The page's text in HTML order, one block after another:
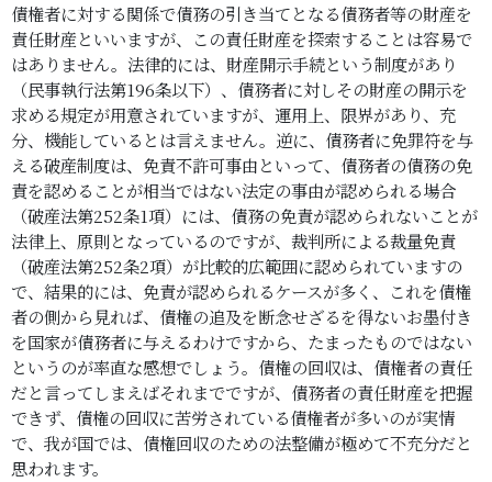
債権者に対する関係で債務の引き当てとなる債務者等の財産を
責任財産といいますが、この責任財産を探索することは容易で
はありません。法律的には、財産開示手続という制度があり
（民事執行法第196条以下）、債務者に対しその財産の開示を
求める規定が用意されていますが、運用上、限界があり、充
分、機能しているとは言えません。逆に、債務者に免罪符を与
える破産制度は、免責不許可事由といって、債務者の債務の免
責を認めることが相当ではない法定の事由が認められる場合
（破産法第252条1項）には、債務の免責が認められないことが
法律上、原則となっているのですが、裁判所による裁量免責
（破産法第252条2項）が比較的広範囲に認められていますの
で、結果的には、免責が認められるケースが多く、これを債権
者の側から見れば、債権の追及を断念せざるを得ないお墨付き
を国家が債務者に与えるわけですから、たまったものではない
というのが率直な感想でしょう。債権の回収は、債権者の責任
だと言ってしまえばそれまでですが、債務者の責任財産を把握
できず、債権の回収に苦労されている債権者が多いのが実情
で、我が国では、債権回収のための法整備が極めて不充分だと
思われます。